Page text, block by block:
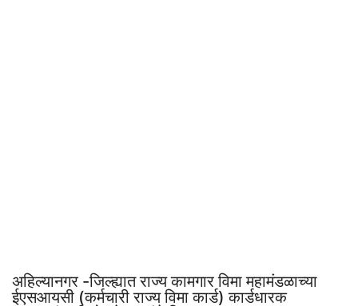
अहिल्यानगर -जिल्ह्यात राज्य कामगार विमा महामंडळाच्या
ईएसआयसी (कर्मचारी राज्य विमा कार्ड) कार्डधारक